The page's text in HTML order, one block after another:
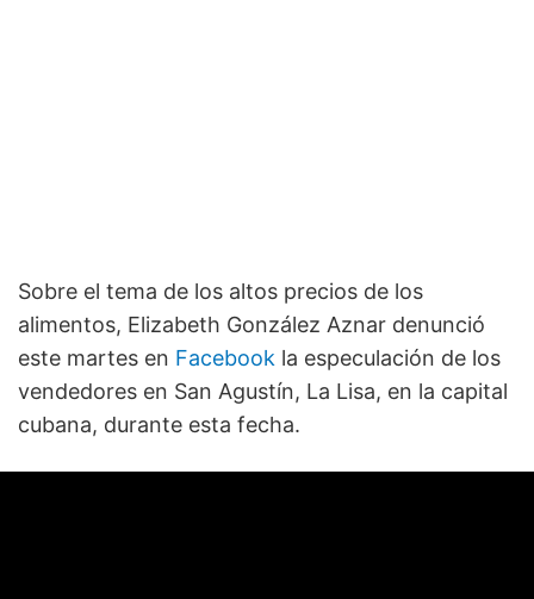
Sobre el tema de los altos precios de los
alimentos, Elizabeth González Aznar denunció
este martes en Facebook la especulación de los
vendedores en San Agustín, La Lisa, en la capital
cubana, durante esta fecha.